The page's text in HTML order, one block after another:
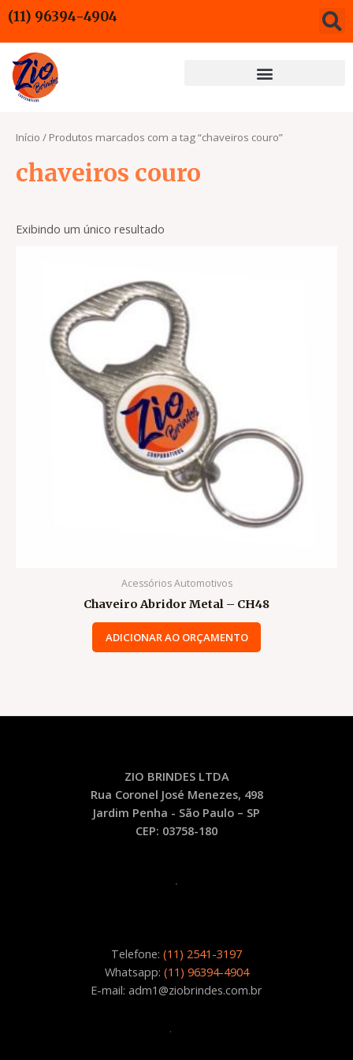
para
o
conteúdo
(11) 96394-4904
Início / Produtos marcados com a tag “chaveiros couro”
chaveiros couro
Exibindo um único resultado
Acessórios Automotivos
Chaveiro Abridor Metal – CH48
ADICIONAR AO ORÇAMENTO
ZIO BRINDES LTDA
Rua Coronel José Menezes, 498
Jardim Penha - São Paulo – SP
CEP: 03758-180
.
Telefone: (11) 2541-3197
Whatsapp: (11) 96394-4904
E-mail: adm1@ziobrindes.com.br
.